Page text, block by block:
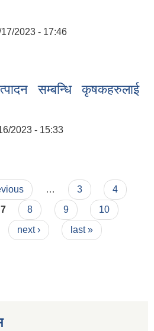
2023 - 17:46
सम्बन्धि कृषकहरुलाई
2023 - 15:33
… 3
4
7 8 9
10
next › last »